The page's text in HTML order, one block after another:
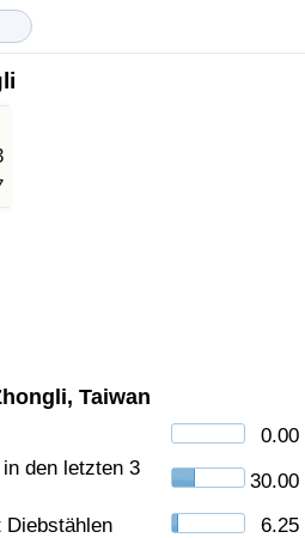
Taiwan
0.00
den letzten 3
30.00
Diebstählen
6.25
(aktuell)
nach Land
Land
Land
Land